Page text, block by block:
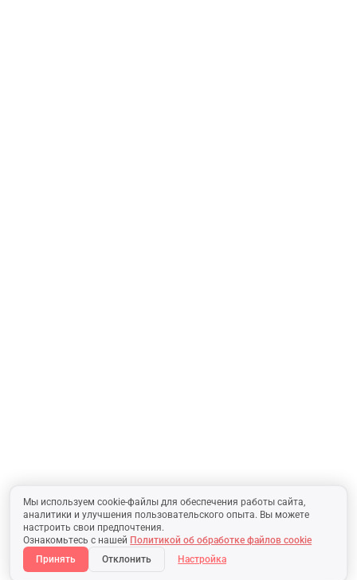
Мы используем cookie-файлы для обеспечения работы сайта,
аналитики и улучшения пользовательского опыта. Вы можете
настроить свои предпочтения.
Ознакомьтесь с нашей Политикой об обработке файлов cookie
Принять
Отклонить Настройка